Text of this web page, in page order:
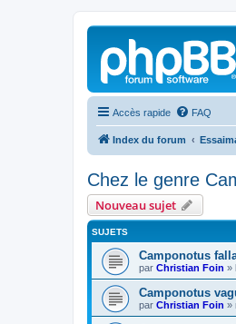
Accès rapide FAQ
Index du forum
Chez le genre
Nouveau sujet
SUJETS
Camponotus
par Christian Foin »
Camponotus
par Christian Foin »